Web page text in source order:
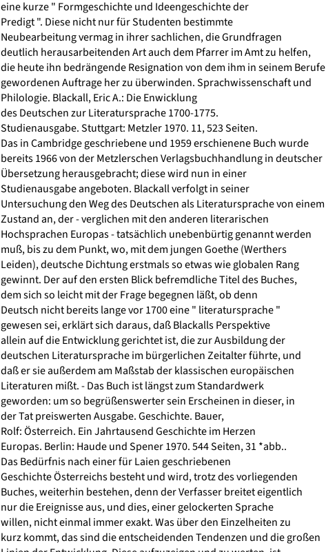
eine kurze " Formgeschichte und Ideengeschichte der
Predigt ". Diese nicht nur für Studenten bestimmte
Neubearbeitung vermag in ihrer sachlichen, die Grundfragen
deutlich herausarbeitenden Art auch dem Pfarrer im Amt zu helfen,
die heute ihn bedrängende Resignation von dem ihm in seinem Berufe
gewordenen Auftrage her zu überwinden. Sprachwissenschaft und
Philologie. Blackall, Eric A.: Die Enwicklung
des Deutschen zur Literatursprache 1700-1775.
Studienausgabe. Stuttgart: Metzler 1970. 11, 523 Seiten.
Das in Cambridge geschriebene und 1959 erschienene Buch wurde
bereits 1966 von der Metzlerschen Verlagsbuchhandlung in deutscher
Übersetzung herausgebracht; diese wird nun in einer
Studienausgabe angeboten. Blackall verfolgt in seiner
Untersuchung den Weg des Deutschen als Literatursprache von einem
Zustand an, der - verglichen mit den anderen literarischen
Hochsprachen Europas - tatsächlich unebenbürtig genannt werden
muß, bis zu dem Punkt, wo, mit dem jungen Goethe (Werthers
Leiden), deutsche Dichtung erstmals so etwas wie globalen Rang
gewinnt. Der auf den ersten Blick befremdliche Titel des Buches,
dem sich so leicht mit der Frage begegnen läßt, ob denn
Deutsch nicht bereits lange vor 1700 eine " literatursprache "
gewesen sei, erklärt sich daraus, daß Blackalls Perspektive
allein auf die Entwicklung gerichtet ist, die zur Ausbildung der
deutschen Literatursprache im bürgerlichen Zeitalter führte, und
daß er sie außerdem am Maßstab der klassischen europäischen
Literaturen mißt. - Das Buch ist längst zum Standardwerk
geworden: um so begrüßenswerter sein Erscheinen in dieser, in
der Tat preiswerten Ausgabe. Geschichte. Bauer,
Rolf: Österreich. Ein Jahrtausend Geschichte im Herzen
Europas. Berlin: Haude und Spener 1970. 544 Seiten, 31 *abb..
Das Bedürfnis nach einer für Laien geschriebenen
Geschichte Österreichs besteht und wird, trotz des vorliegenden
Buches, weiterhin bestehen, denn der Verfasser breitet eigentlich
nur die Ereignisse aus, und dies, einer gelockerten Sprache
willen, nicht einmal immer exakt. Was über den Einzelheiten zu
kurz kommt, das sind die entscheidenden Tendenzen und die großen